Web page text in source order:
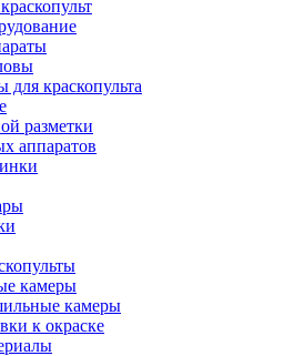
для краскопульта
разметки
аппаратов
камеры
камеры
к окраске